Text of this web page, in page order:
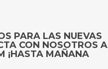
PARA LAS NUEVAS
CON NOSOTROS A
¡HASTA MAÑANA